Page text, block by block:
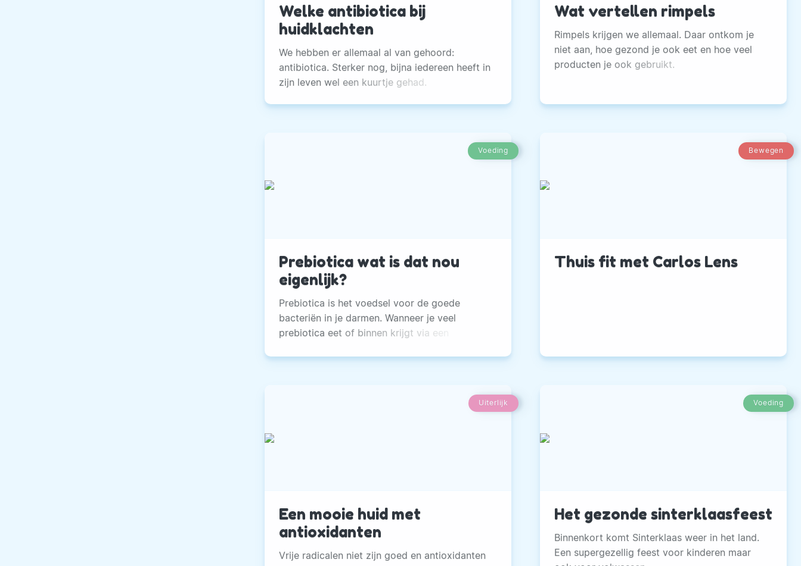
Welke antibiotica bij
huidklachten
We hebben er allemaal al van gehoord:
antibiotica. Sterker nog, bijna iedereen heeft in
zijn leven wel een kuurtje gehad.
Wat vertellen rimpels
Rimpels krijgen we allemaal. Daar ontkom je
niet aan, hoe gezond je ook eet en hoe veel
producten je ook gebruikt.
Voeding
Prebiotica wat is dat nou
eigenlijk?
Prebiotica is het voedsel voor de goede
bacteriën in je darmen. Wanneer je veel
prebiotica eet of binnen krijgt via een
Bewegen
Thuis fit met Carlos Lens
Uiterlijk
Een mooie huid met
antioxidanten
Vrije radicalen niet zijn goed en antioxidanten
Voeding
Het gezonde sinterklaasfeest
Binnenkort komt Sinterklaas weer in het land.
Een supergezellig feest voor kinderen maar